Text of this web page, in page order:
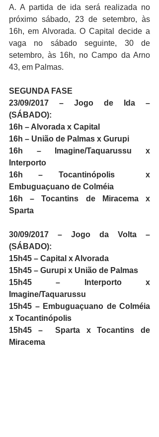
A. A partida de ida será realizada no
próximo sábado, 23 de setembro, às
16h, em Alvorada. O Capital decide a
vaga no sábado seguinte, 30 de
setembro, às 16h, no Campo da Arno
43, em Palmas.
SEGUNDA FASE
23/09/2017 – Jogo de Ida –
(SÁBADO):
16h – Alvorada x Capital
16h – União de Palmas x Gurupi
16h – Imagine/Taquarussu x
Interporto
16h – Tocantinópolis  x
Embuguaçuano de Colméia
16h – Tocantins de Miracema x
Sparta
30/09/2017 – Jogo da Volta –
(SÁBADO):
15h45 – Capital x Alvorada
15h45 – Gurupi x União de Palmas
15h45 – Interporto x
Imagine/Taquarussu
15h45 – Embuguaçuano de Colméia
x Tocantinópolis
15h45 –  Sparta x Tocantins de
Miracema